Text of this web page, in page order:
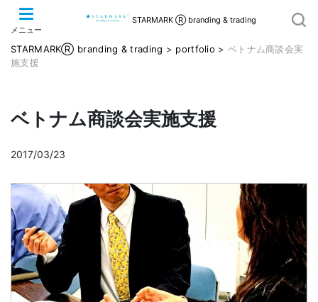
メニュー
STARMARK Ⓡ branding & trading
STARMARKⓇ branding & trading > portfolio > ベトナム商談会実
施支援
ベトナム商談会実施支援
2017/03/23